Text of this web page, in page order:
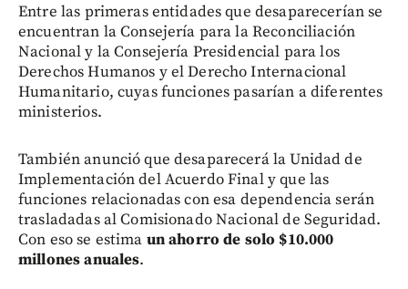
Entre las primeras entidades que desaparecerían se
encuentran la Consejería para la Reconciliación
Nacional y la Consejería Presidencial para los
Derechos Humanos y el Derecho Internacional
Humanitario, cuyas funciones pasarían a diferentes
ministerios.
También anunció que desaparecerá la Unidad de
Implementación del Acuerdo Final y que las
funciones relacionadas con esa dependencia serán
trasladadas al Comisionado Nacional de Seguridad.
Con eso se estima un ahorro de solo $10.000
millones anuales.